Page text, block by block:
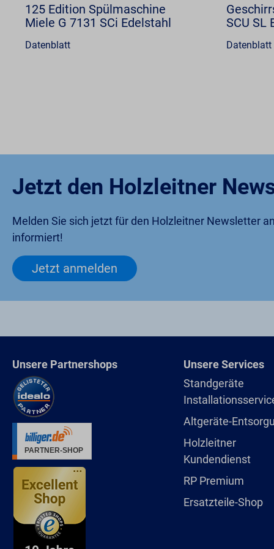
125 Edition Spülmaschine
Miele G 7131 SCi Edelstahl
Datenblatt
SCU SL
Datenblatt
Jetzt den Holzleitner
Melden Sie sich jetzt für den Holzleitner Newsletter
informiert!
Jetzt anmelden
Unsere Partnershops
Unsere Services
Standgeräte
Altgeräte-
Holzleitner
Kundendienst
RP Premium
Ersatzteile-Shop